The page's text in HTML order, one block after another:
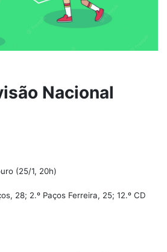
Nacional
(25/1, 20h)
28; 2.º Paços Ferreira, 25; 12.º CD